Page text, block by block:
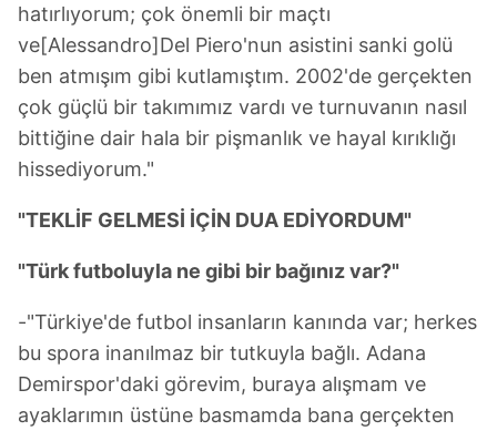
hatırlıyorum; çok önemli bir maçtı
ve[Alessandro]Del Piero'nun asistini sanki golü
ben atmışım gibi kutlamıştım. 2002'de gerçekten
çok güçlü bir takımımız vardı ve turnuvanın nasıl
bittiğine dair hala bir pişmanlık ve hayal kırıklığı
hissediyorum."
"TEKLİF GELMESİ İÇİN DUA EDİYORDUM"
"Türk futboluyla ne gibi bir bağınız var?"
-"Türkiye'de futbol insanların kanında var; herkes
bu spora inanılmaz bir tutkuyla bağlı. Adana
Demirspor'daki görevim, buraya alışmam ve
ayaklarımın üstüne basmamda bana gerçekten